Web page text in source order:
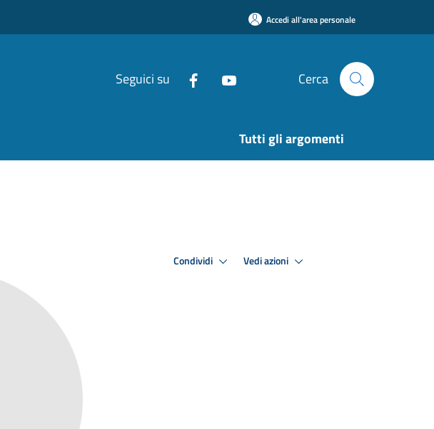
Accedi all'area personale
Seguici su Cerca
Tutti gli argomenti
Condividi Vedi azioni